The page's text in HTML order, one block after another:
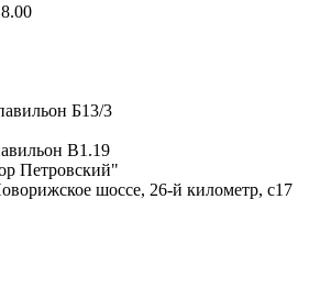
Б13/3
В1.19
Петровский"
шоссе, 26-й километр, с17